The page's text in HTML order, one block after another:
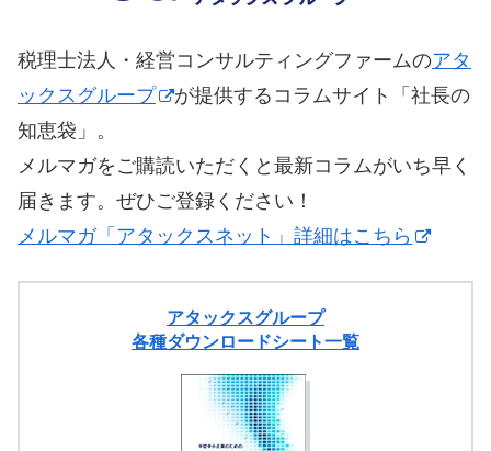
税理士法人・経営コンサルティングファームのアタ
ックスグループ
が提供するコラムサイト「社長の
知恵袋」。
メルマガをご購読いただくと最新コラムがいち早く
届きます。ぜひご登録ください！
メルマガ「アタックスネット」詳細はこちら
アタックスグループ
各種ダウンロードシート一覧